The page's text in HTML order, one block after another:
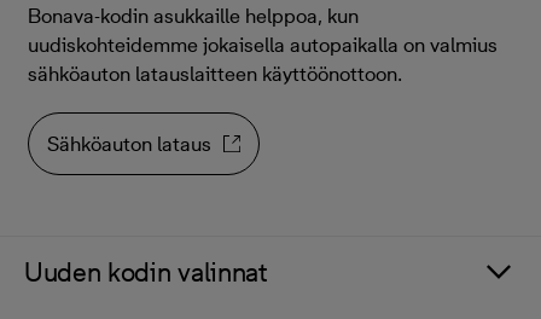
Bonava-kodin asukkaille helppoa, kun
uudiskohteidemme jokaisella autopaikalla on valmius
sähköauton latauslaitteen käyttöönottoon.
Sähköauton lataus
Uuden kodin valinnat